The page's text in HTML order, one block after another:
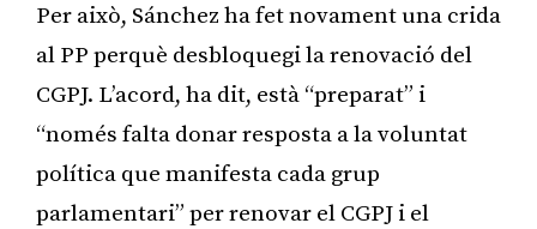
Per això, Sánchez ha fet novament una crida
al PP perquè desbloquegi la renovació del
CGPJ. L’acord, ha dit, està “preparat” i
“només falta donar resposta a la voluntat
política que manifesta cada grup
parlamentari” per renovar el CGPJ i el